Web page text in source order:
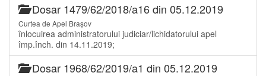
Dosar 1479/62/2018/a16 din 05.12.2019
Curtea de Apel Brașov
înlocuirea administratorului judiciar/lichidatorului apel
împ.înch. din 14.11.2019;
Dosar 1968/62/2019/a1 din 05.12.2019